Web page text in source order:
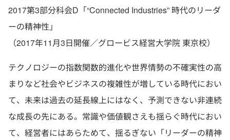
2017第3部分科会D「“Connected Industries” 時代のリーダ
ーの精神性」
（2017年11月3日開催／グロービス経営大学院 東京校）
テクノロジーの指数関数的進化や世界情勢の不確実性の高
まりなど社会やビジネスの複雑性が増している時代におい
て、未来は過去の延長線上にはなく、予測できない非連続
な成長の先にある。常識や価値観さえも揺らぐ時代におい
て、経営者にはあらためて、揺るぎない「リーダーの精神